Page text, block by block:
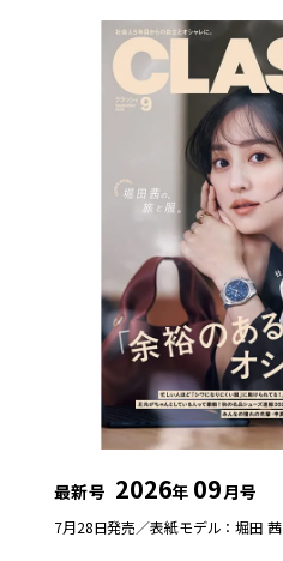
最新号 2026年 09月号
7月28日発売／表紙モデル：堀田 茜